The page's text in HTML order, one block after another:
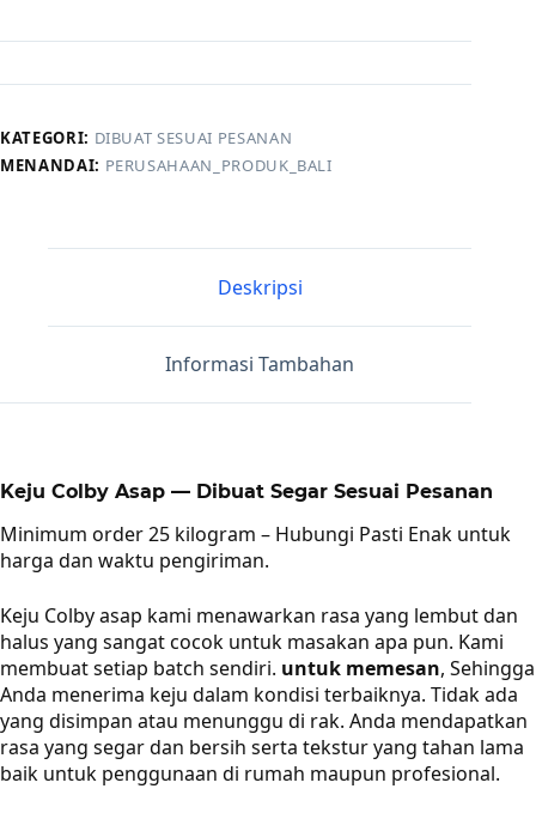
KATEGORI: DIBUAT SESUAI PESANAN
MENANDAI: PERUSAHAAN_PRODUK_BALI
Deskripsi
Informasi Tambahan
Keju Colby Asap — Dibuat Segar Sesuai Pesanan
Minimum order 25 kilogram – Hubungi Pasti Enak untuk
harga dan waktu pengiriman.
Keju Colby asap kami menawarkan rasa yang lembut dan
halus yang sangat cocok untuk masakan apa pun. Kami
membuat setiap batch sendiri. untuk memesan, Sehingga
Anda menerima keju dalam kondisi terbaiknya. Tidak ada
yang disimpan atau menunggu di rak. Anda mendapatkan
rasa yang segar dan bersih serta tekstur yang tahan lama
baik untuk penggunaan di rumah maupun profesional.